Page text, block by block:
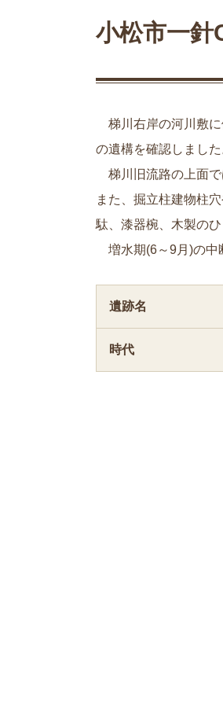
小松市一
梯川右岸の河川敷に
の遺構を確認しました
梯川旧流路の上面で
また、掘立柱建物柱
駄、漆器椀、木製の
増水期(6～9月 )の中
遺跡名
時代